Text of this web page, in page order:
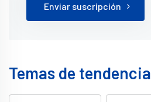
Enviar suscripción
Temas de tendencia